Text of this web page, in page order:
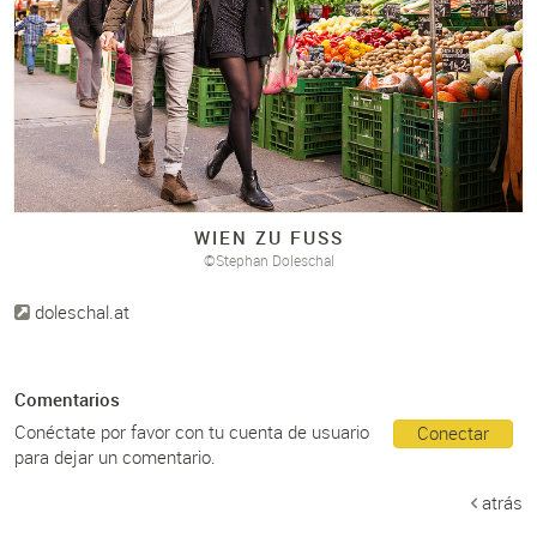
WIEN ZU FUSS
©Stephan Doleschal
doleschal.at
Comentarios
Conectar
Conéctate por favor con tu cuenta de usuario
para dejar un comentario.
atrás